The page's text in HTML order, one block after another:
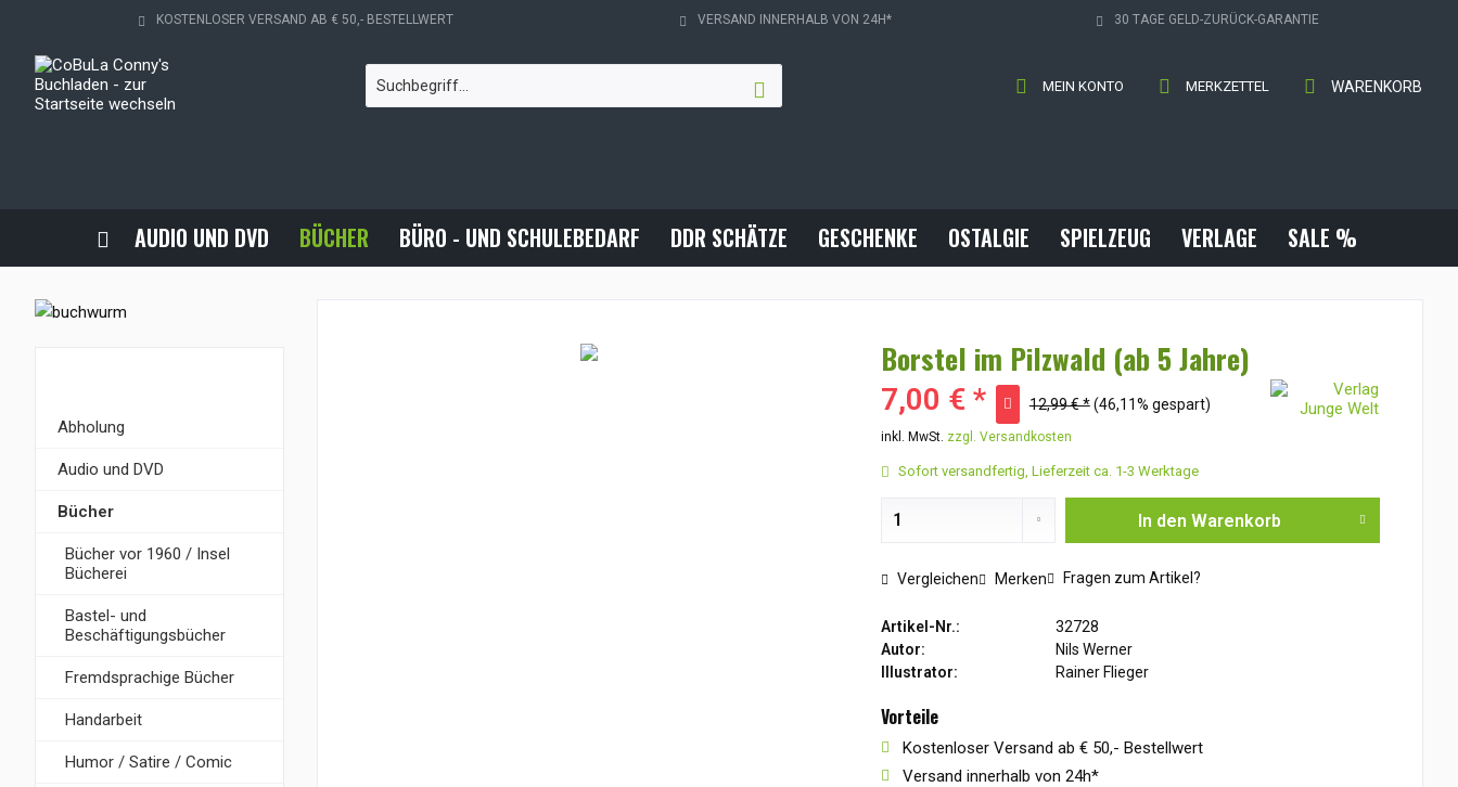
KOSTENLOSER VERSAND AB € 50,- BESTELLWERT VERSAND INNERHALB VON 24H* 30 TAGE GELD-ZURÜCK-GARANTIE
WARENKORB
MERKZETTEL
MEIN KONTO
AUDIO UND DVD BÜCHER BÜRO - UND SCHULEBEDARF DDR SCHÄTZE GESCHENKE OSTALGIE SPIELZEUG VERLAGE SALE %
Abholung
Audio und DVD
Bücher
Bücher vor 1960 / Insel
Bücherei
Bastel- und
Beschäftigungsbücher
Fremdsprachige Bücher
Handarbeit
Humor / Satire / Comic
Borstel im Pilzwald (ab 5 Jahre)
7,00 € * 12,99 € * (46,11% gespart)
inkl. MwSt. zzgl. Versandkosten
Sofort versandfertig, Lieferzeit ca. 1-3 Werktage
In den Warenkorb
Vergleichen Merken Fragen zum Artikel?
Artikel-Nr.:
32728
Autor:
Nils Werner
Illustrator:
Rainer Flieger
Vorteile
Kostenloser Versand ab € 50,- Bestellwert
Versand innerhalb von 24h*